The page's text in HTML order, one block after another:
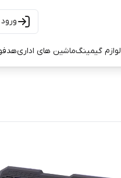
لوازم گیمینگماشین های اداری